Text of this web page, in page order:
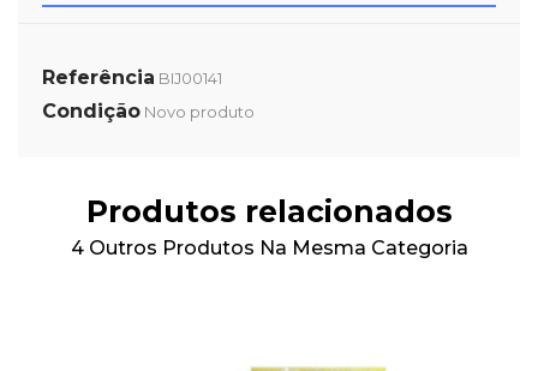
Referência BIJ00141
Condição Novo produto
Produtos relacionados
4 Outros Produtos Na Mesma Categoria